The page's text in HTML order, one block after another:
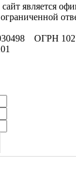
является
ОГРН